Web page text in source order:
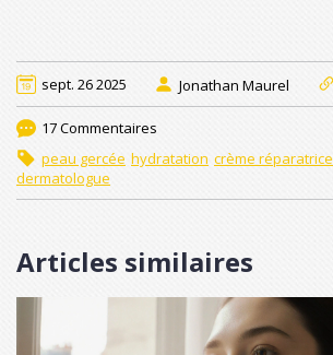
sept. 26 2025 Jonathan Maurel
17 Commentaires
peau gercée hydratation crème réparatrice
dermatologue
Articles similaires